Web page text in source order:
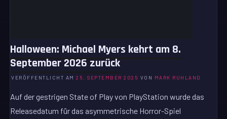
Halloween: Michael Myers kehrt am 8.
September 2026 zurück
VERÖFFENTLICHT AM25. SEPTEMBER 2025 VON MARK RUHLAND
Auf der gestrigen State of Play von PlayStation wurde das
Releasedatum für das asymmetrische Horror-Spiel